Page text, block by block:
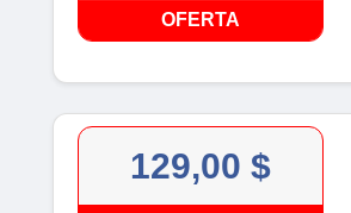
OFERTA
129,00 $